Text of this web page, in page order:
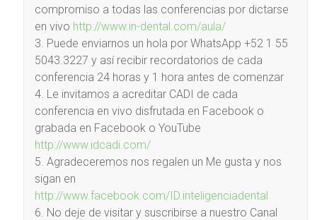
compromiso a todas las conferencias por dictarse
en vivo http://www.in-dental.com/aula/
3. Puede enviarnos un hola por WhatsApp +52 1 55
5043.3227 y así recibir recordatorios de cada
conferencia 24 horas y 1 hora antes de comenzar
4. Le invitamos a acreditar CADI de cada
conferencia en vivo disfrutada en Facebook o
grabada en Facebook o YouTube
http://www.idcadi.com/
5. Agradeceremos nos regalen un Me gusta y nos
sigan en
http://www.facebook.com/ID.inteligenciadental
6. No deje de visitar y suscribirse a nuestro Canal